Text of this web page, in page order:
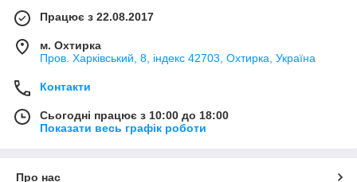
Працює з 22.08.2017
м. Охтирка
Пров. Харківський, 8, індекс 42703, Охтирка, Україна
Контакти
Сьогодні працює з 10:00 до 18:00
Показати весь графік роботи
Про нас